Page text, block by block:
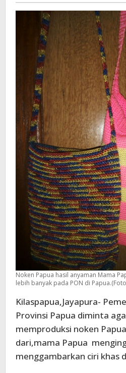
Anyaman
Mama
Papua
di
PON
Noken Papua hasil anyaman Mama
lebih banyak pada PON di
Kilaspapua,Jayapura-
Provinsi Papua diminta
memproduksi noken
dari,mama Papua
menggambarkan ciri khas